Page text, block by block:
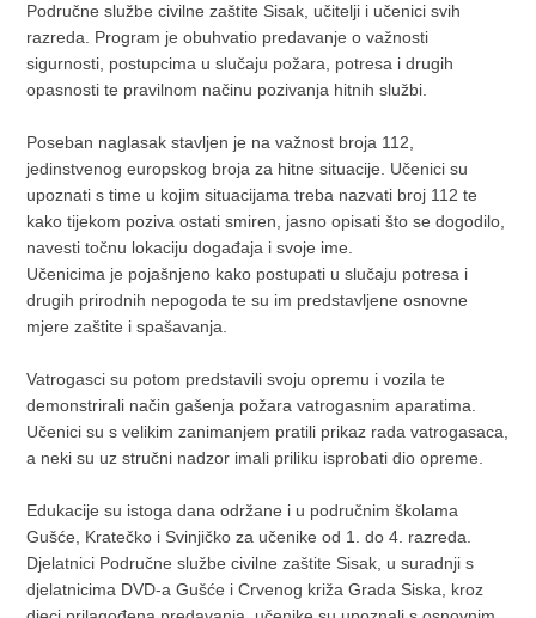
Područne službe civilne zaštite Sisak, učitelji i učenici svih
razreda. Program je obuhvatio predavanje o važnosti
sigurnosti, postupcima u slučaju požara, potresa i drugih
opasnosti te pravilnom načinu pozivanja hitnih službi.
Poseban naglasak stavljen je na važnost broja 112,
jedinstvenog europskog broja za hitne situacije. Učenici su
upoznati s time u kojim situacijama treba nazvati broj 112 te
kako tijekom poziva ostati smiren, jasno opisati što se dogodilo,
navesti točnu lokaciju događaja i svoje ime.
Učenicima je pojašnjeno kako postupati u slučaju potresa i
drugih prirodnih nepogoda te su im predstavljene osnovne
mjere zaštite i spašavanja.
Vatrogasci su potom predstavili svoju opremu i vozila te
demonstrirali način gašenja požara vatrogasnim aparatima.
Učenici su s velikim zanimanjem pratili prikaz rada vatrogasaca,
a neki su uz stručni nadzor imali priliku isprobati dio opreme.
Edukacije su istoga dana održane i u područnim školama
Gušće, Kratečko i Svinjičko za učenike od 1. do 4. razreda.
Djelatnici Područne službe civilne zaštite Sisak, u suradnji s
djelatnicima DVD-a Gušće i Crvenog križa Grada Siska, kroz